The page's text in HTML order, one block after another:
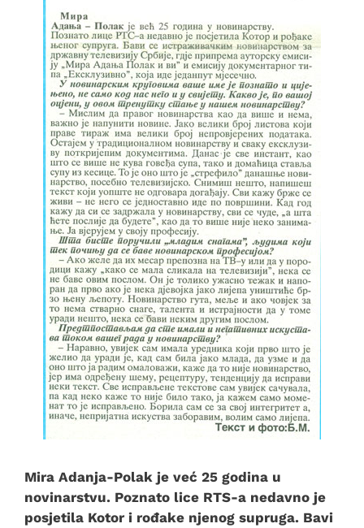
Mira Adanja-Polak je već 25 godina u
novinarstvu. Poznato lice RTS-a nedavno je
posjetila Kotor i rođake njenog supruga. Bavi